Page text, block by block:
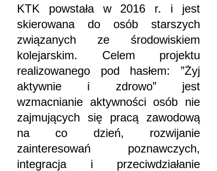
KTK powstała w 2016 r. i jest
skierowana do osób starszych
związanych ze środowiskiem
kolejarskim. Celem projektu
realizowanego pod hasłem: ”Żyj
aktywnie i zdrowo” jest
wzmacnianie aktywności osób nie
zajmujących się pracą zawodową
na co dzień, rozwijanie
zainteresowań poznawczych,
integracja i przeciwdziałanie